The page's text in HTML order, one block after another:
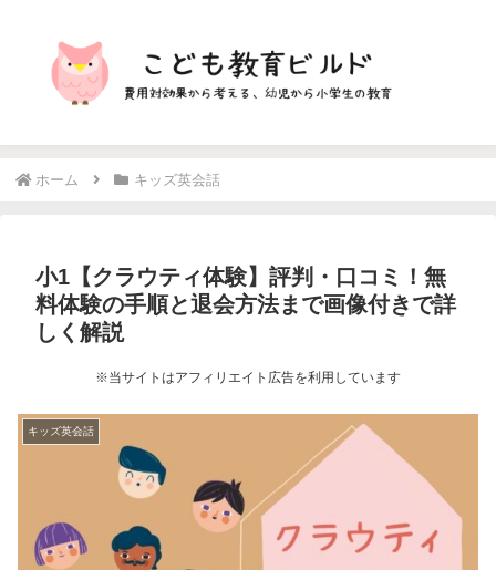
ホーム キッズ英会話
小1【クラウティ体験】評判・口コミ！無
料体験の手順と退会方法まで画像付きで詳
しく解説
※当サイトはアフィリエイト広告を利用しています
キッズ英会話